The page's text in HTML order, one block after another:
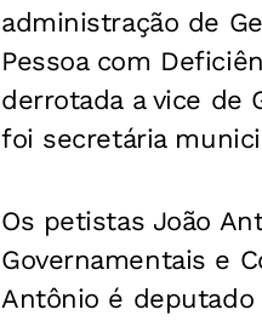
administração de
Pessoa com
derrotada a vice de
foi secretária
Os petistas João
Governamentais e
Antônio é deputado